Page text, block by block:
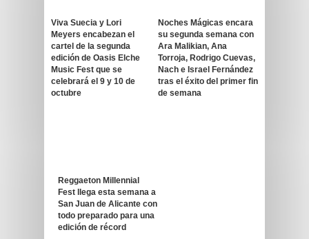
Viva Suecia y Lori
Meyers encabezan el
cartel de la segunda
edición de Oasis Elche
Music Fest que se
celebrará el 9 y 10 de
octubre
Noches Mágicas encara
su segunda semana con
Ara Malikian, Ana
Torroja, Rodrigo Cuevas,
Nach e Israel Fernández
tras el éxito del primer fin
de semana
Reggaeton Millennial
Fest llega esta semana a
San Juan de Alicante con
todo preparado para una
edición de récord